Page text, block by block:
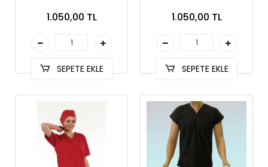
1.050,00 TL
SEPETE EKLE
1.050,00 TL
SEPETE EKLE